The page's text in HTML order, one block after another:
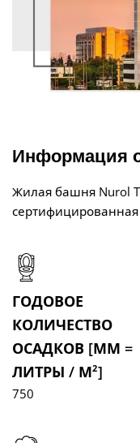
Информация
Жилая башня Nurol
сертифицированная
ГОДОВОЕ
КОЛИЧЕСТВО
ОСАДКОВ [ММ =
ЛИТРЫ / М²]
750